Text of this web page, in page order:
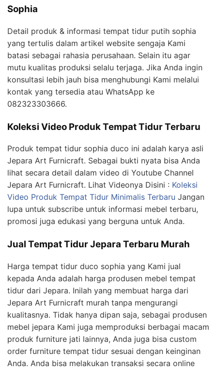
Sophia
Detail produk & informasi tempat tidur putih sophia
yang tertulis dalam artikel website sengaja Kami
batasi sebagai rahasia perusahaan. Selain itu agar
mutu kualitas produksi selalu terjaga. Jika Anda ingin
konsultasi lebih jauh bisa menghubungi Kami melalui
kontak yang tersedia atau WhatsApp ke
082323303666.
Koleksi Video Produk Tempat Tidur Terbaru
Produk tempat tidur sophia duco ini adalah karya asli
Jepara Art Furnicraft. Sebagai bukti nyata bisa Anda
lihat secara detail dalam video di Youtube Channel
Jepara Art Furnicraft. Lihat Videonya Disini : Koleksi
Video Produk Tempat Tidur Minimalis Terbaru Jangan
lupa untuk subscribe untuk informasi mebel terbaru,
promosi juga edukasi yang berguna untuk Anda.
Jual Tempat Tidur Jepara Terbaru Murah
Harga tempat tidur duco sophia yang Kami jual
kepada Anda adalah harga produsen mebel tempat
tidur dari Jepara. Inilah yang membuat harga dari
Jepara Art Furnicraft murah tanpa mengurangi
kualitasnya. Tidak hanya dipan saja, sebagai produsen
mebel jepara Kami juga memproduksi berbagai macam
produk furniture jati lainnya, Anda juga bisa custom
order furniture tempat tidur sesuai dengan keinginan
Anda. Anda bisa melakukan transaksi secara online